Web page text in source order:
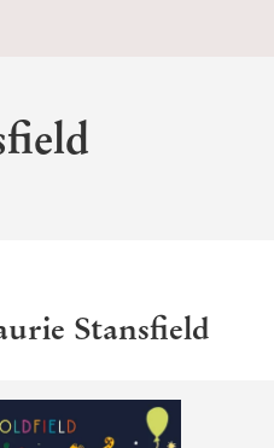
Stansfield